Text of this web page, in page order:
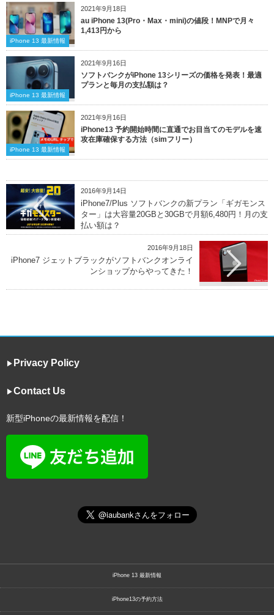
2021年9月18日
iPhone 13 最新情報
au iPhone 13(Pro・Max・mini)の値段！MNPで月々
1,413円から
2021年9月16日
iPhone 13 最新情報
ソフトバンクがiPhone 13シリーズの価格を発表！最適
プランと毎月の支払額は？
2021年9月16日
iPhone 13 最新情報
iPhone13 予約開始時間に直通でお目当てのモデルを速
攻在庫確保する方法（simフリー）
2016年9月14日
iPhone7/Plus ソフトバンクの新プラン「ギガモンス
ター」は大容量20GBと30GBで月額6,480円！月の支
払い額は？
2016年9月18日
iPhone7 ジェットブラックがソフトバンクオンライ
ンショップからやってきた！
▶︎ Privacy Policy
▶︎Contact Us
新型iPhoneの最新情報を配信！
iPhone 13 最新情報
iPhone13の予約方法